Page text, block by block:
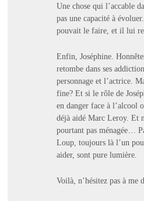
Une chose qui l’accable
pas une capacité à
pouvait le faire, et il lui
Enfin, Joséphine.
retombe dans ses
personnage et l’actrice.
fine? Et si le rôle de
en danger face à l’alcool
déjà aidé Marc Leroy. Et
pourtant pas ménagée…
Loup, toujours là l’un
aider, sont pure lumière.
Voilà, n’hésitez pas à me